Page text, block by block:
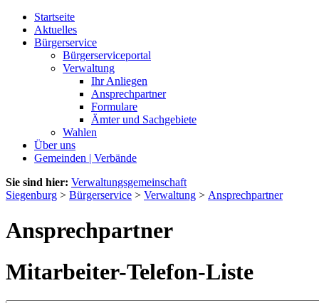
Startseite
Aktuelles
Bürgerservice
Bürgerserviceportal
Verwaltung
Ihr Anliegen
Ansprechpartner
Formulare
Ämter und Sachgebiete
Wahlen
Über uns
Gemeinden | Verbände
Sie sind hier: Verwaltungsgemeinschaft
Siegenburg > Bürgerservice > Verwaltung > Ansprechpartner
Ansprechpartner
Mitarbeiter-Telefon-Liste